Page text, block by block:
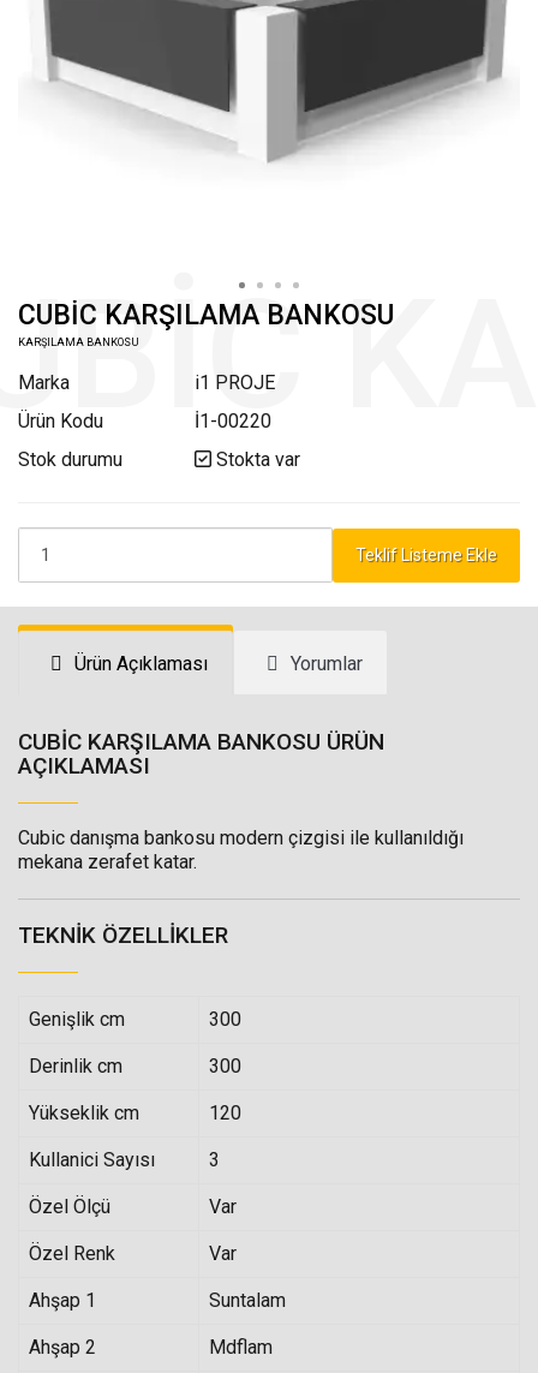
CUBİC KARŞILAMA BANKOSU
KARŞILAMA BANKOSU
Marka
i1 PROJE
Ürün Kodu
İ1-00220
Stok durumu
Stokta var
Teklif Listeme Ekle
Ürün Açıklaması Yorumlar
CUBİC KARŞILAMA BANKOSU ÜRÜN
AÇIKLAMASI
Cubic danışma bankosu modern çizgisi ile kullanıldığı
mekana zerafet katar.
TEKNIK ÖZELLIKLER
Genişlik cm 300
Derinlik cm 300
Yükseklik cm 120
Kullanici Sayısı 3
Özel Ölçü Var
Özel Renk Var
Ahşap 1 Suntalam
Ahşap 2 Mdflam